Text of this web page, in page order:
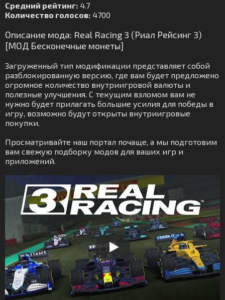
Средний рейтинг: 4.7
Количество голосов: 4700
Описание мода: Real Racing 3 (Риал Рейсинг 3)
[МОД Бесконечные монеты]
Загруженный тип модификации представляет собой
разблокированную версию, где вам будет предложено
огромное количество внутриигровой валюты и
полезные улучшения. С текущим взломом вам не
нужно будет прилагать большие усилия для победы в
игру, возможно будут открыты внутриигровые
покупки.
Просматривайте наш портал почаще, а мы подготовим
вам свежую подборку модов для ваших игр и
приложений.